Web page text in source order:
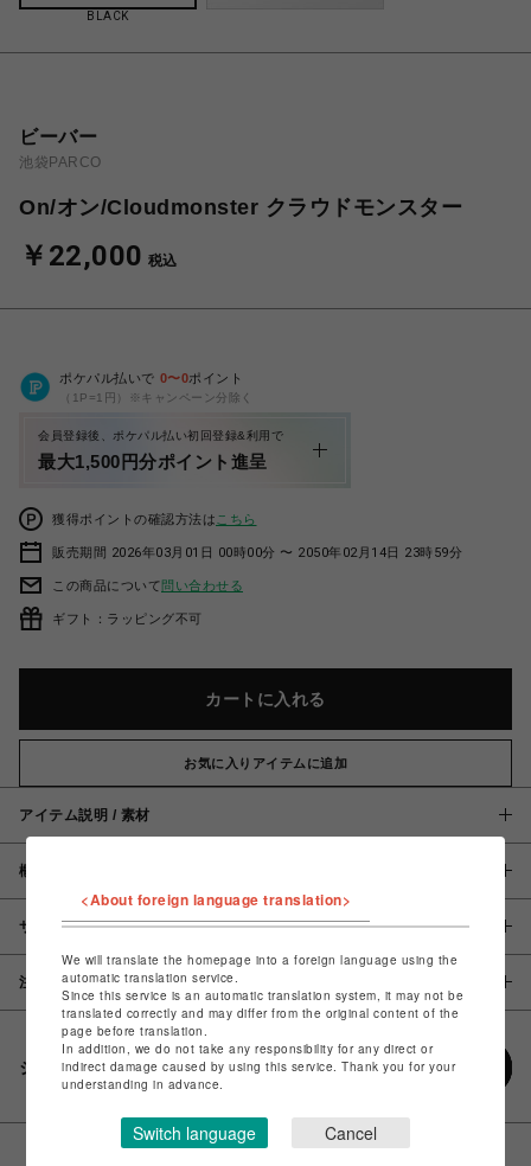
BLACK
ビーバー
池袋PARCO
On/オン/Cloudmonster クラウドモンスター
￥22,000 税込
ポケパル払いで 0〜0ポイント
（1P=1円）※キャンペーン分除く
会員登録後、ポケパル払い初回登録&利用で
最大1,500円分ポイント進呈
獲得ポイントの確認方法は こちら
販売期間 2026年03月01日 00時00分 〜 2050年02月14日 23時59分
この商品について問い合わせる
ギフト：ラッピング不可
カートに入れる
お気に入りアイテムに追加
アイテム説明 / 素材
概要
サイズ
注意事項
シェアする
<About foreign language translation>
We will translate the homepage into a foreign language using the
automatic translation service.
Since this service is an automatic translation system, it may not be
translated correctly and may differ from the original content of the
page before translation.
In addition, we do not take any responsibility for any direct or
indirect damage caused by using this service. Thank you for your
understanding in advance.
Switch language Cancel